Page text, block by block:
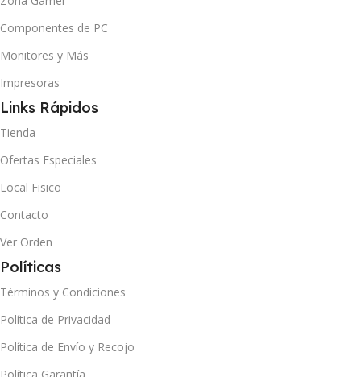
Componentes de PC
Monitores y Más
Impresoras
Links Rápidos
Tienda
Ofertas Especiales
Local Fisico
Contacto
Ver Orden
Políticas
Términos y Condiciones
Política de Privacidad
Política de Envío y Recojo